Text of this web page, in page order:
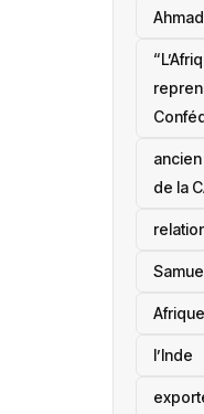
de la
l’Inde